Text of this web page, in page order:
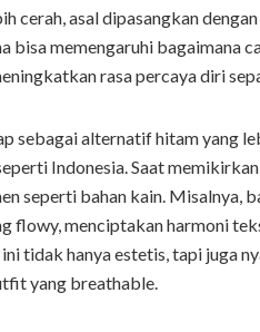
cerah, asal dipasangkan
bisa memengaruhi bagaimana
rasa percaya diri
sebagai alternatif hitam yang
Indonesia. Saat
seperti bahan kain. Misalnya,
flowy, menciptakan harmoni
tidak hanya estetis, tapi juga
yang breathable.